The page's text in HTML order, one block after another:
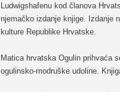
Ludwigshafenu kod članova
njemačko izdanje knjige. Izdanje
kulture Republike Hrvatske.
Matica hrvatska Ogulin prihvaća
ogulinsko-modruške udoline.